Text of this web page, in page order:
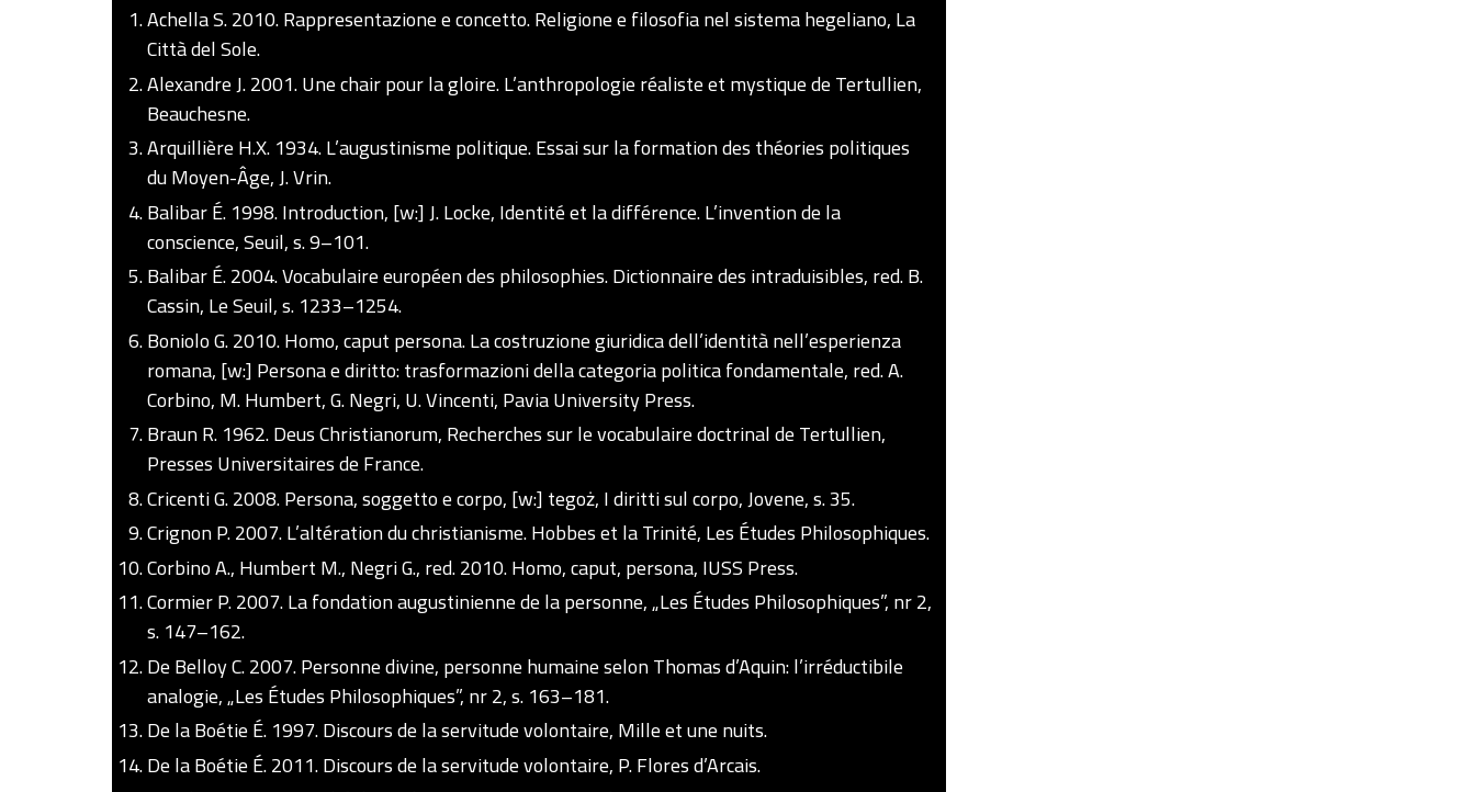
Achella S. 2010. Rappresentazione e concetto. Religione e filosofia nel sistema hegeliano, La
Città del Sole.
Alexandre J. 2001. Une chair pour la gloire. L’anthropologie réaliste et mystique de Tertullien,
Beauchesne.
Arquillière H.X. 1934. L’augustinisme politique. Essai sur la formation des théories politiques
du Moyen-Âge, J. Vrin.
Balibar É. 1998. Introduction, [w:] J. Locke, Identité et la différence. L’invention de la
conscience, Seuil, s. 9–101.
Balibar É. 2004. Vocabulaire européen des philosophies. Dictionnaire des intraduisibles, red. B.
Cassin, Le Seuil, s. 1233–1254.
Boniolo G. 2010. Homo, caput persona. La costruzione giuridica dell’identità nell’esperienza
romana, [w:] Persona e diritto: trasformazioni della categoria politica fondamentale, red. A.
Corbino, M. Humbert, G. Negri, U. Vincenti, Pavia University Press.
Braun R. 1962. Deus Christianorum, Recherches sur le vocabulaire doctrinal de Tertullien,
Presses Universitaires de France.
Cricenti G. 2008. Persona, soggetto e corpo, [w:] tegoż, I diritti sul corpo, Jovene, s. 35.
Crignon P. 2007. L’altération du christianisme. Hobbes et la Trinité, Les Études Philosophiques.
Corbino A., Humbert M., Negri G., red. 2010. Homo, caput, persona, IUSS Press.
Cormier P. 2007. La fondation augustinienne de la personne, „Les Études Philosophiques”, nr 2,
s. 147–162.
De Belloy C. 2007. Personne divine, personne humaine selon Thomas d’Aquin: l’irréductibile
analogie, „Les Études Philosophiques”, nr 2, s. 163–181.
De la Boétie É. 1997. Discours de la servitude volontaire, Mille et une nuits.
De la Boétie É. 2011. Discours de la servitude volontaire, P. Flores d’Arcais.